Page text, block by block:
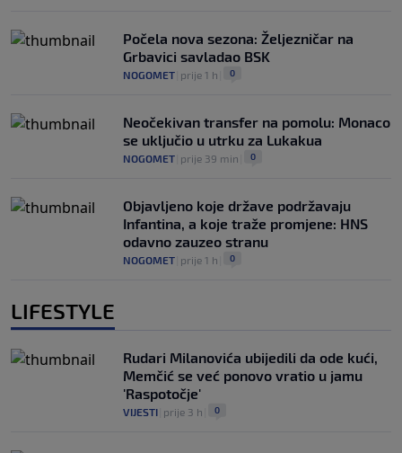
Počela nova sezona: Željezničar na
Grbavici savladao BSK
NOGOMET prije 1 h 0
Neočekivan transfer na pomolu: Monaco
se uključio u utrku za Lukakua
NOGOMET prije 39 min 0
Objavljeno koje države podržavaju
Infantina, a koje traže promjene: HNS
odavno zauzeo stranu
NOGOMET prije 1 h 0
LIFESTYLE
Rudari Milanovića ubijedili da ode kući,
Memčić se već ponovo vratio u jamu
'Raspotočje'
VIJESTI prije 3 h 0